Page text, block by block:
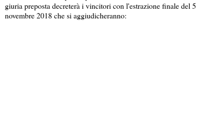
giuria preposta decreterà i vincitori con l'estrazione finale del 5
novembre 2018 che si aggiudicheranno: